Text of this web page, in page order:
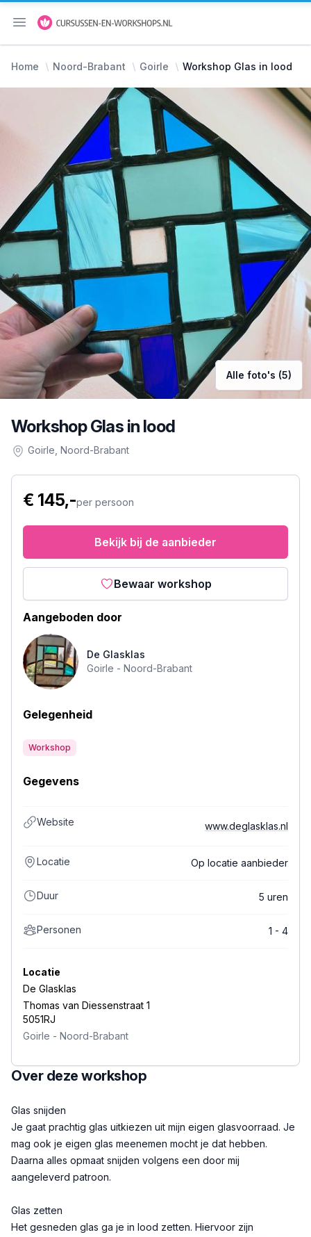
Menu openen
Home Noord-Brabant Goirle Workshop Glas in lood
Alle foto's (5)
Workshop Glas in lood
Goirle , Noord-Brabant
€ 145,-per persoon
Bekijk bij de aanbieder
Bewaar workshop
Aangeboden door
De Glasklas
Goirle - Noord-Brabant
Gelegenheid
Workshop
Gegevens
Website www.deglasklas.nl
Locatie Op locatie aanbieder
Duur 5 uren
Personen 1 - 4
Locatie
De Glasklas
Thomas van Diessenstraat 1
5051RJ
Goirle - Noord-Brabant
Over deze workshop
Beschrijving
Glas snijden
Je gaat prachtig glas uitkiezen uit mijn eigen glasvoorraad. Je
mag ook je eigen glas meenemen mocht je dat hebben.
Daarna alles opmaat snijden volgens een door mij
aangeleverd patroon.
Glas zetten
Het gesneden glas ga je in lood zetten. Hiervoor zijn